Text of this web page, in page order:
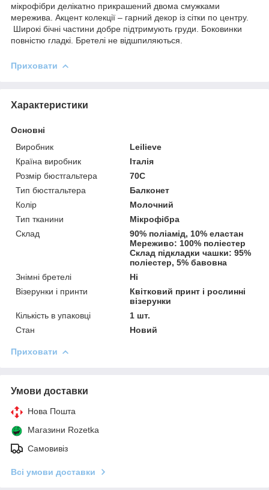
мікрофібри делікатно прикрашений двома смужками
мережива. Акцент колекції – гарний декор із сітки по центру.
Широкі бічні частини добре підтримують груди. Боковинки
повністю гладкі. Бретелі не відшпиляються.
Приховати
Характеристики
Основні
Виробник
Leilieve
Країна виробник
Італія
Розмір бюстгальтера
70C
Тип бюстгальтера
Балконет
Колір
Молочний
Тип тканини
Мікрофібра
Склад
90% поліамід, 10% еластан
Мереживо: 100% поліестер
Склад підкладки чашки: 95%
поліестер, 5% бавовна
Знімні бретелі
Ні
Візерунки і принти
Квітковий принт і рослинні
візерунки
Кількість в упаковці
1 шт.
Стан
Новий
Приховати
Умови доставки
Нова Пошта
Магазини Rozetka
Самовивіз
Всі умови доставки